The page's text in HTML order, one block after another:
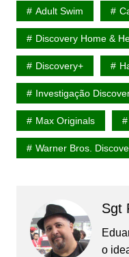
Adult Swim
Discovery Home &
Discovery+
Investigação
Max Originals
Warner Bros.
Sgt
o